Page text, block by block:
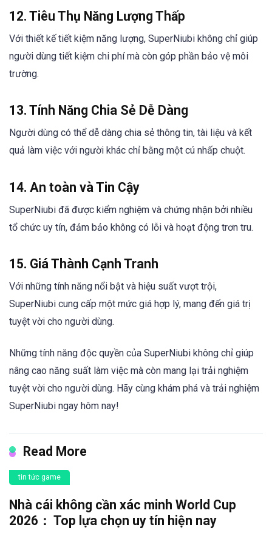
12. Tiêu Thụ Năng Lượng Thấp
Với thiết kế tiết kiệm năng lượng, SuperNiubi không chỉ giúp
người dùng tiết kiệm chi phí mà còn góp phần bảo vệ môi
trường.
13. Tính Năng Chia Sẻ Dễ Dàng
Người dùng có thể dễ dàng chia sẻ thông tin, tài liệu và kết
quả làm việc với người khác chỉ bằng một cú nhấp chuột.
14. An toàn và Tin Cậy
SuperNiubi đã được kiểm nghiệm và chứng nhận bởi nhiều
tổ chức uy tín, đảm bảo không có lỗi và hoạt động trơn tru.
15. Giá Thành Cạnh Tranh
Với những tính năng nổi bật và hiệu suất vượt trội,
SuperNiubi cung cấp một mức giá hợp lý, mang đến giá trị
tuyệt vời cho người dùng.
Những tính năng độc quyền của SuperNiubi không chỉ giúp
nâng cao năng suất làm việc mà còn mang lại trải nghiệm
tuyệt vời cho người dùng. Hãy cùng khám phá và trải nghiệm
SuperNiubi ngay hôm nay!
Read More
tin tức game
Nhà cái không cần xác minh World Cup
2026： Top lựa chọn uy tín hiện nay